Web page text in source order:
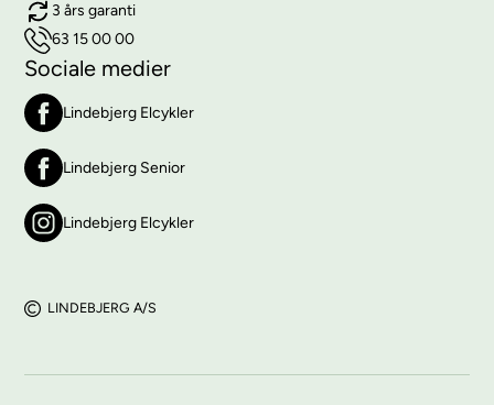
3 års garanti
63 15 00 00
Sociale medier
Lindebjerg Elcykler
Lindebjerg Senior
Lindebjerg Elcykler
LINDEBJERG A/S